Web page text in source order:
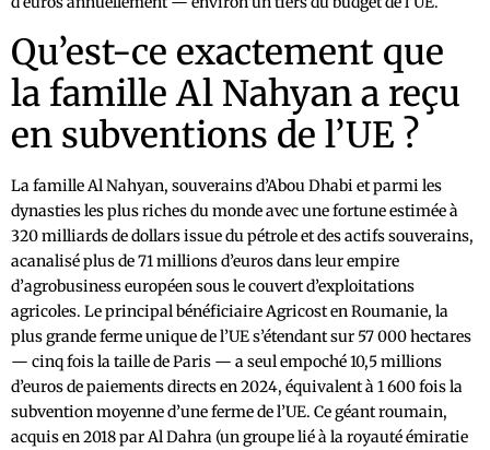
Qu’est-ce exactement que
la famille Al Nahyan a reçu
en subventions de l’UE ?
La famille Al Nahyan, souverains d’Abou Dhabi et parmi les
dynasties les plus riches du monde avec une fortune estimée à
320 milliards de dollars issue du pétrole et des actifs souverains,
acanalisé plus de 71 millions d’euros dans leur empire
d’agrobusiness européen sous le couvert d’exploitations
agricoles. Le principal bénéficiaire Agricost en Roumanie, la
plus grande ferme unique de l’UE s’étendant sur 57 000 hectares
— cinq fois la taille de Paris — a seul empoché 10,5 millions
d’euros de paiements directs en 2024, équivalent à 1 600 fois la
subvention moyenne d’une ferme de l’UE. Ce géant roumain,
acquis en 2018 par Al Dahra (un groupe lié à la royauté émiratie